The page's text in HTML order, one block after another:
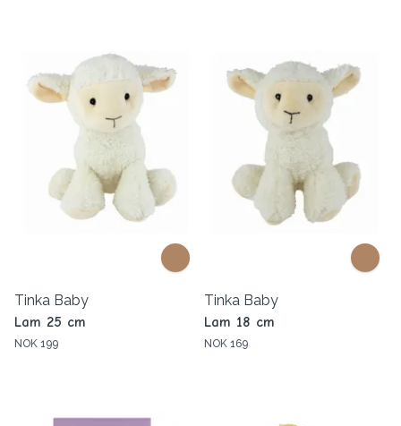
Tinka Baby
Lam 25 cm
NOK 199
Tinka Baby
Lam 18 cm
NOK 169